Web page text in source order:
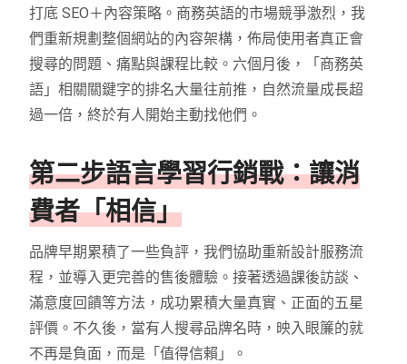
打底 SEO＋內容策略。商務英語的市場競爭激烈，我
們重新規劃整個網站的內容架構，佈局使用者真正會
搜尋的問題、痛點與課程比較。六個月後，「商務英
語」相關關鍵字的排名大量往前推，自然流量成長超
過一倍，終於有人開始主動找他們。
第二步語言學習行銷戰：讓消
費者「相信」
品牌早期累積了一些負評，我們協助重新設計服務流
程，並導入更完善的售後體驗。接著透過課後訪談、
滿意度回饋等方法，成功累積大量真實、正面的五星
評價。不久後，當有人搜尋品牌名時，映入眼簾的就
不再是負面，而是「值得信賴」。